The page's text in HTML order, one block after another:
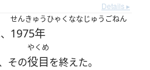
Details ▸
せんきゅうひゃくななじゅうごねん
1975年
その
やくめ
役目を終えた。